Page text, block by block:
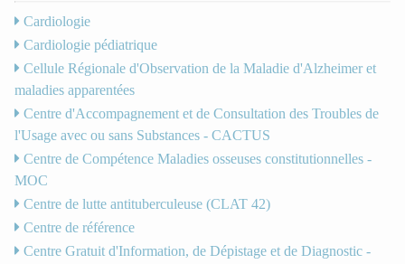
Cardiologie
Cardiologie pédiatrique
Cellule Régionale d'Observation de la Maladie d'Alzheimer et
maladies apparentées
Centre d'Accompagnement et de Consultation des Troubles de
l'Usage avec ou sans Substances - CACTUS
Centre de Compétence Maladies osseuses constitutionnelles -
MOC
Centre de lutte antituberculeuse (CLAT 42)
Centre de référence
Centre Gratuit d'Information, de Dépistage et de Diagnostic -